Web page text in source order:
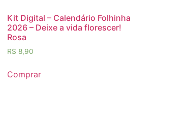
Kit Digital – Calendário Folhinha
2026 – Deixe a vida florescer!
Rosa
R$ 8,90
Comprar